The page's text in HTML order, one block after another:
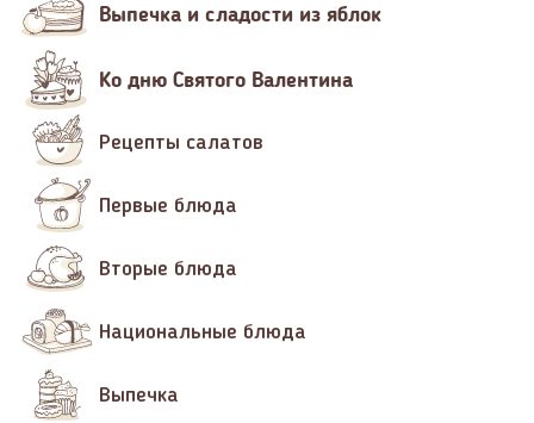
Выпечка и сладости из яблок
Ко дню Святого Валентина
Рецепты салатов
Первые блюда
Вторые блюда
Национальные блюда
Выпечка